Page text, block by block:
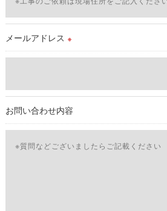
続を定めさせて頂いております。
ご本人である事を確認のうえ、対応さ
個人情報の開示･訂正･削除・利用停止
しては、お電話でお問合せ下さい。v
メールアドレス ※
お問い合わせ内容